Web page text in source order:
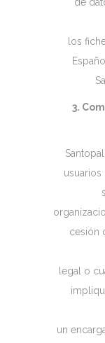
los
3.
cesión
legal o
un